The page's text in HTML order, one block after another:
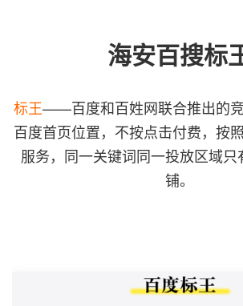
海安百搜标
标王——百度和百姓网联合推出的
百度首页位置，不按点击付费，按
服务，同一关键词同一投放区域只
铺。